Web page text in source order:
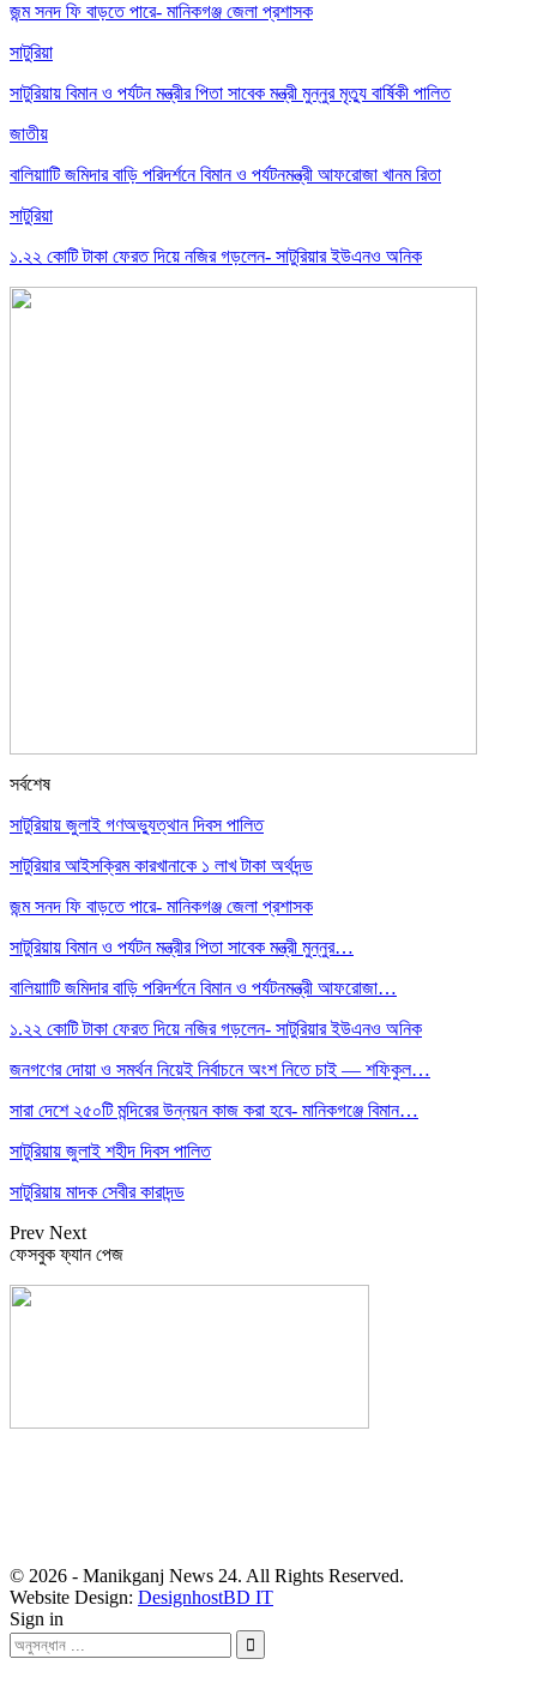
জন্ম সনদ ফি বাড়তে পারে- মানিকগঞ্জ জেলা প্রশাসক
সাটুরিয়া
সাটুরিয়ায় বিমান ও পর্যটন মন্ত্রীর পিতা সাবেক মন্ত্রী মুন্নুর মৃত্যু বার্ষিকী পালিত
জাতীয়
বালিয়াাটি জমিদার বাড়ি পরিদর্শনে বিমান ও পর্যটনমন্ত্রী আফরোজা খানম রিতা
সাটুরিয়া
১.২২ কোটি টাকা ফেরত দিয়ে নজির গড়লেন- সাটুরিয়ার ইউএনও অনিক
সর্বশেষ
সাটুরিয়ায় জুলাই গণঅভ্যুত্থান দিবস পালিত
সাটুরিয়ার আইসক্রিম কারখানাকে ১ লাখ টাকা অর্থদন্ড
জন্ম সনদ ফি বাড়তে পারে- মানিকগঞ্জ জেলা প্রশাসক
সাটুরিয়ায় বিমান ও পর্যটন মন্ত্রীর পিতা সাবেক মন্ত্রী মুন্নুর…
বালিয়াাটি জমিদার বাড়ি পরিদর্শনে বিমান ও পর্যটনমন্ত্রী আফরোজা…
১.২২ কোটি টাকা ফেরত দিয়ে নজির গড়লেন- সাটুরিয়ার ইউএনও অনিক
জনগণের দোয়া ও সমর্থন নিয়েই নির্বাচনে অংশ নিতে চাই — শফিকুল…
সারা দেশে ২৫০টি মন্দিরের উন্নয়ন কাজ করা হবে- মানিকগঞ্জে বিমান…
সাটুরিয়ায় জুলাই শহীদ দিবস পালিত
সাটুরিয়ায় মাদক সেবীর কারাদন্ড
Prev Next
ফেসবুক ফ্যান পেজ
© 2026 - Manikganj News 24. All Rights Reserved.
Website Design: DesignhostBD IT
Sign in